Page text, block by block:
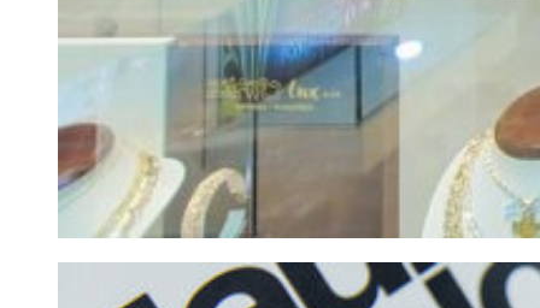
Diamond Line
Zásnubné prstne z kolekcie Diamonds line.